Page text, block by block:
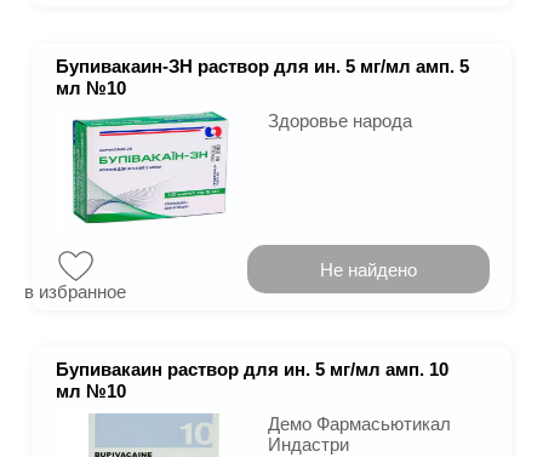
Бупивакаин-ЗН раствор для ин. 5 мг/мл амп. 5
мл №10
Здоровье народа
в избранное
Не найдено
Бупивакаин раствор для ин. 5 мг/мл амп. 10
мл №10
Демо Фармасьютикал
Индастри